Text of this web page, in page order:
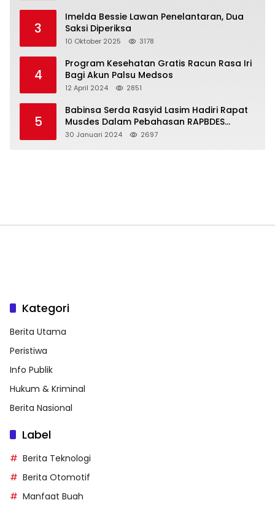
3
Imelda Bessie Lawan Penelantaran, Dua
Saksi Diperiksa
10 Oktober 2025 3178
4
Program Kesehatan Gratis Racun Rasa Iri
Bagi Akun Palsu Medsos
12 April 2024 2851
5
Babinsa Serda Rasyid Lasim Hadiri Rapat
Musdes Dalam Pebahasan RAPBDES
Bereliku 2024
30 Januari 2024 2697
Kategori
Berita Utama
Peristiwa
Info Publik
Hukum & Kriminal
Berita Nasional
Label
Berita Teknologi
Berita Otomotif
Manfaat Buah